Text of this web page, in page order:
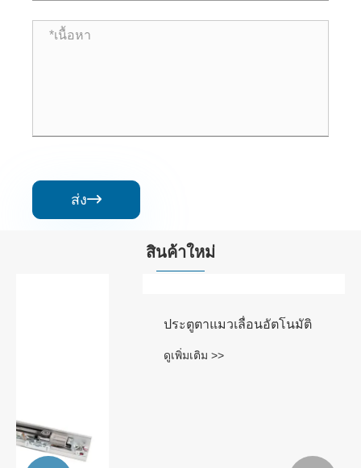
ส่ง
สินค้าใหม่
ประตูตาแมวเลื่อนอัตโนมัติ